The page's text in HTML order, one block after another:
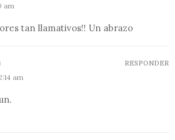
am
tan llamativos!! Un abrazo
am
RESPONDER